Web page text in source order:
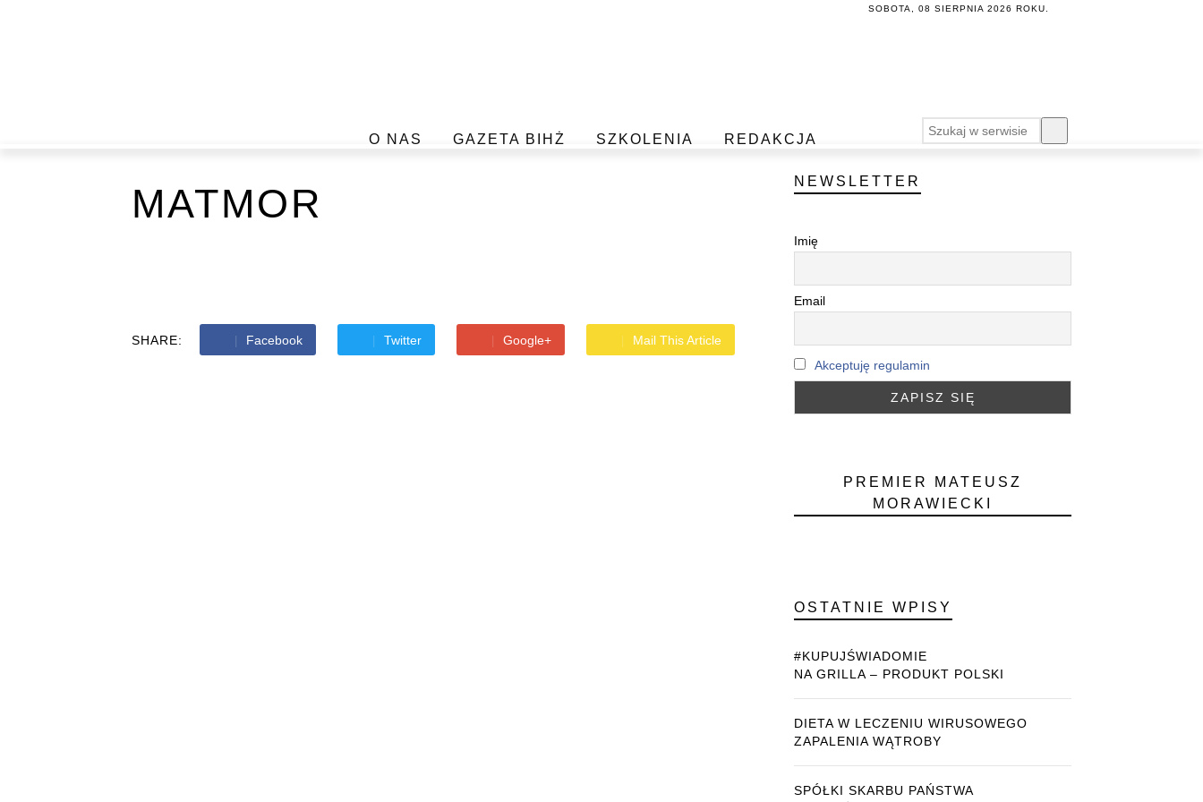
SOBOTA, 08 SIERPNIA 2026 ROKU.
O NAS GAZETA BIHŻ SZKOLENIA REDAKCJA
MATMOR
SHARE: Facebook Twitter Google+ Mail This Article
NEWSLETTER
Imię
Email
Akceptuję regulamin
PREMIER MATEUSZ
MORAWIECKI
OSTATNIE WPISY
#KUPUJŚWIADOMIE
NA GRILLA – PRODUKT POLSKI
DIETA W LECZENIU WIRUSOWEGO
ZAPALENIA WĄTROBY
SPÓŁKI SKARBU PAŃSTWA